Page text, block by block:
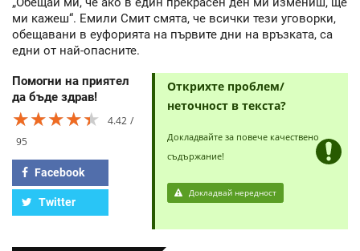
ми кажеш“. Емили Смит смята, че всички тези уговорки,
обещавани в еуфорията на първите дни на връзката, са
едни от най-опасните.
Помогни на приятел
да бъде здрав!
★★★★★
★★★★★
★★★★★
4.42
95
Facebook
Twitter
Открихте проблем/
неточност в текста?
Докладвайте за повече качествено
съдържание!
Докладвай нередност